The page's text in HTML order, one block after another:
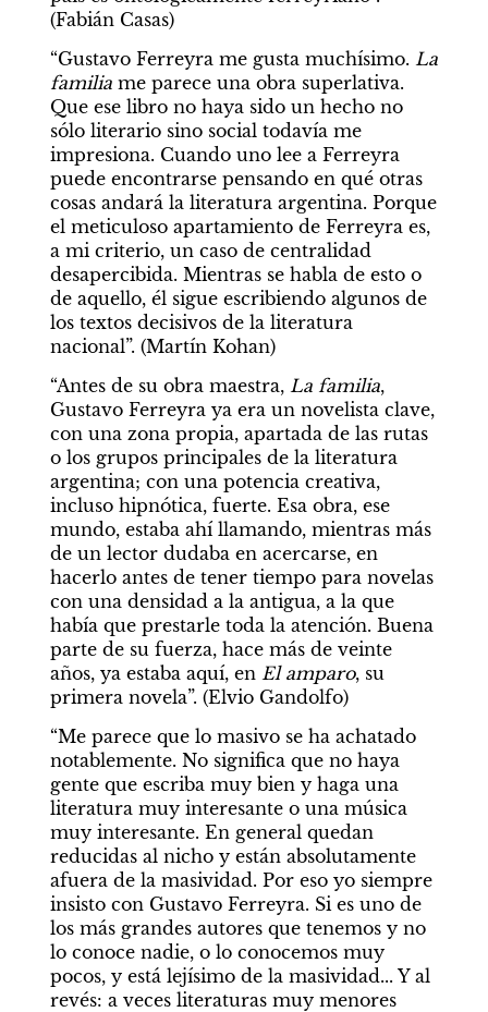
(Fabián Casas)
“Gustavo Ferreyra me gusta muchísimo. La
familia me parece una obra superlativa.
Que ese libro no haya sido un hecho no
sólo literario sino social todavía me
impresiona. Cuando uno lee a Ferreyra
puede encontrarse pensando en qué otras
cosas andará la literatura argentina. Porque
el meticuloso apartamiento de Ferreyra es,
a mi criterio, un caso de centralidad
desapercibida. Mientras se habla de esto o
de aquello, él sigue escribiendo algunos de
los textos decisivos de la literatura
nacional”. (Martín Kohan)
“Antes de su obra maestra, La familia,
Gustavo Ferreyra ya era un novelista clave,
con una zona propia, apartada de las rutas
o los grupos principales de la literatura
argentina; con una potencia creativa,
incluso hipnótica, fuerte. Esa obra, ese
mundo, estaba ahí llamando, mientras más
de un lector dudaba en acercarse, en
hacerlo antes de tener tiempo para novelas
con una densidad a la antigua, a la que
había que prestarle toda la atención. Buena
parte de su fuerza, hace más de veinte
años, ya estaba aquí, en El amparo, su
primera novela”. (Elvio Gandolfo)
“Me parece que lo masivo se ha achatado
notablemente. No significa que no haya
gente que escriba muy bien y haga una
literatura muy interesante o una música
muy interesante. En general quedan
reducidas al nicho y están absolutamente
afuera de la masividad. Por eso yo siempre
insisto con Gustavo Ferreyra. Si es uno de
los más grandes autores que tenemos y no
lo conoce nadie, o lo conocemos muy
pocos, y está lejísimo de la masividad... Y al
revés: a veces literaturas muy menores